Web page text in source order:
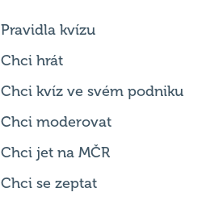
Pravidla kvízu
Chci hrát
Chci kvíz ve svém podniku
Chci moderovat
Chci jet na MČR
Chci se zeptat